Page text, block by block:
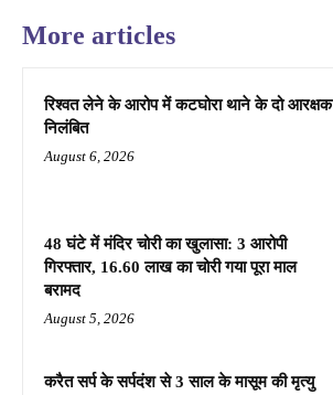
More articles
रिश्वत लेने के आरोप में कटघोरा थाने के दो आरक्षक
निलंबित
August 6, 2026
48 घंटे में मंदिर चोरी का खुलासा: 3 आरोपी
गिरफ्तार, 16.60 लाख का चोरी गया पूरा माल
बरामद
August 5, 2026
करैत सर्प के सर्पदंश से 3 साल के मासूम की मृत्यु